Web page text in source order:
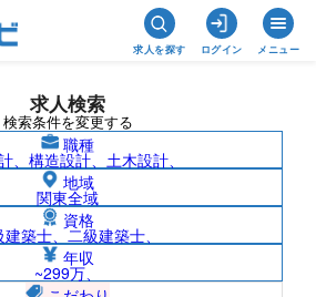
求人を探す ログイン メニュー
求人検索
検索条件を変更する
職種
、構造設計、土木設計、
地域
関東全域
資格
築士、二級建築士、
年収
~299万、
公開の求人検索結果一覧